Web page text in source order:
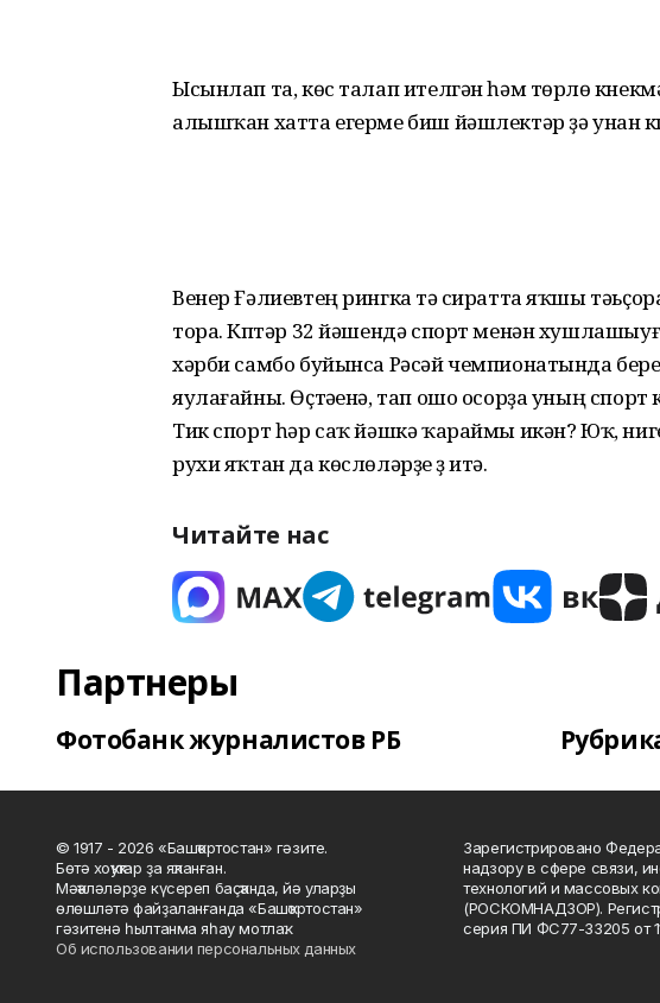
Ысынлап та, көс талап ителгән һәм төрлө
алышҡан хатта егерме биш йәшлектәр ҙә унан
Венер Ғәлиевтең рингка тәү сиратта яҡшы
тора. Күптәр 32 йәшендә спорт менән
хәрби самбо буйынса Рәсәй чемпионатында
яулағайны. Өҫтәүенә, тап ошо осорҙа уның
Тик спорт һәр саҡ йәшкә ҡараймы икән? Юҡ,
рухи яҡтан да көслөләрҙе үҙ итә.
Читайте нас
Партнеры
Фотобанк журналистов РБ
© 1917 - 2026 «Башҡортостан» гәзите.
Бөтә хоҡуҡтар ҙа яҡланған.
Мәҡәләләрҙе күсереп баҫҡанда, йә уларҙы
өлөшләтә файҙаланғанда «Башҡортостан»
гәзитенә һылтанма яһау мотлаҡ.
Об использовании персональных данных
Зарегистрировано
надзору в сфере связи,
технологий и массовых
(РОСКОМНАДЗОР).
серия ПИ ФС77-33205 от